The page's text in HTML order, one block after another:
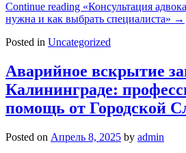
Continue reading «Консультация
нужна и как выбрать специалиста» →
Posted in Uncategorized
Аварийное вскрытие
Калининграде:
помощь от Городской
Posted on Апрель 8, 2025 by admin